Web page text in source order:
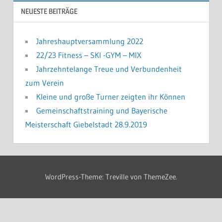
NEUESTE BEITRÄGE
Jahreshauptversammlung 2022
22/23 Fitness – SKI -GYM – MIX
Jahrzehntelange Treue und Verbundenheit
zum Verein
Kleine und große Turner zeigten ihr Können
Gemeinschaftstraining und Bayerische
Meisterschaft Giebelstadt 28.9.2019
WordPress-Theme: Treville von ThemeZee.